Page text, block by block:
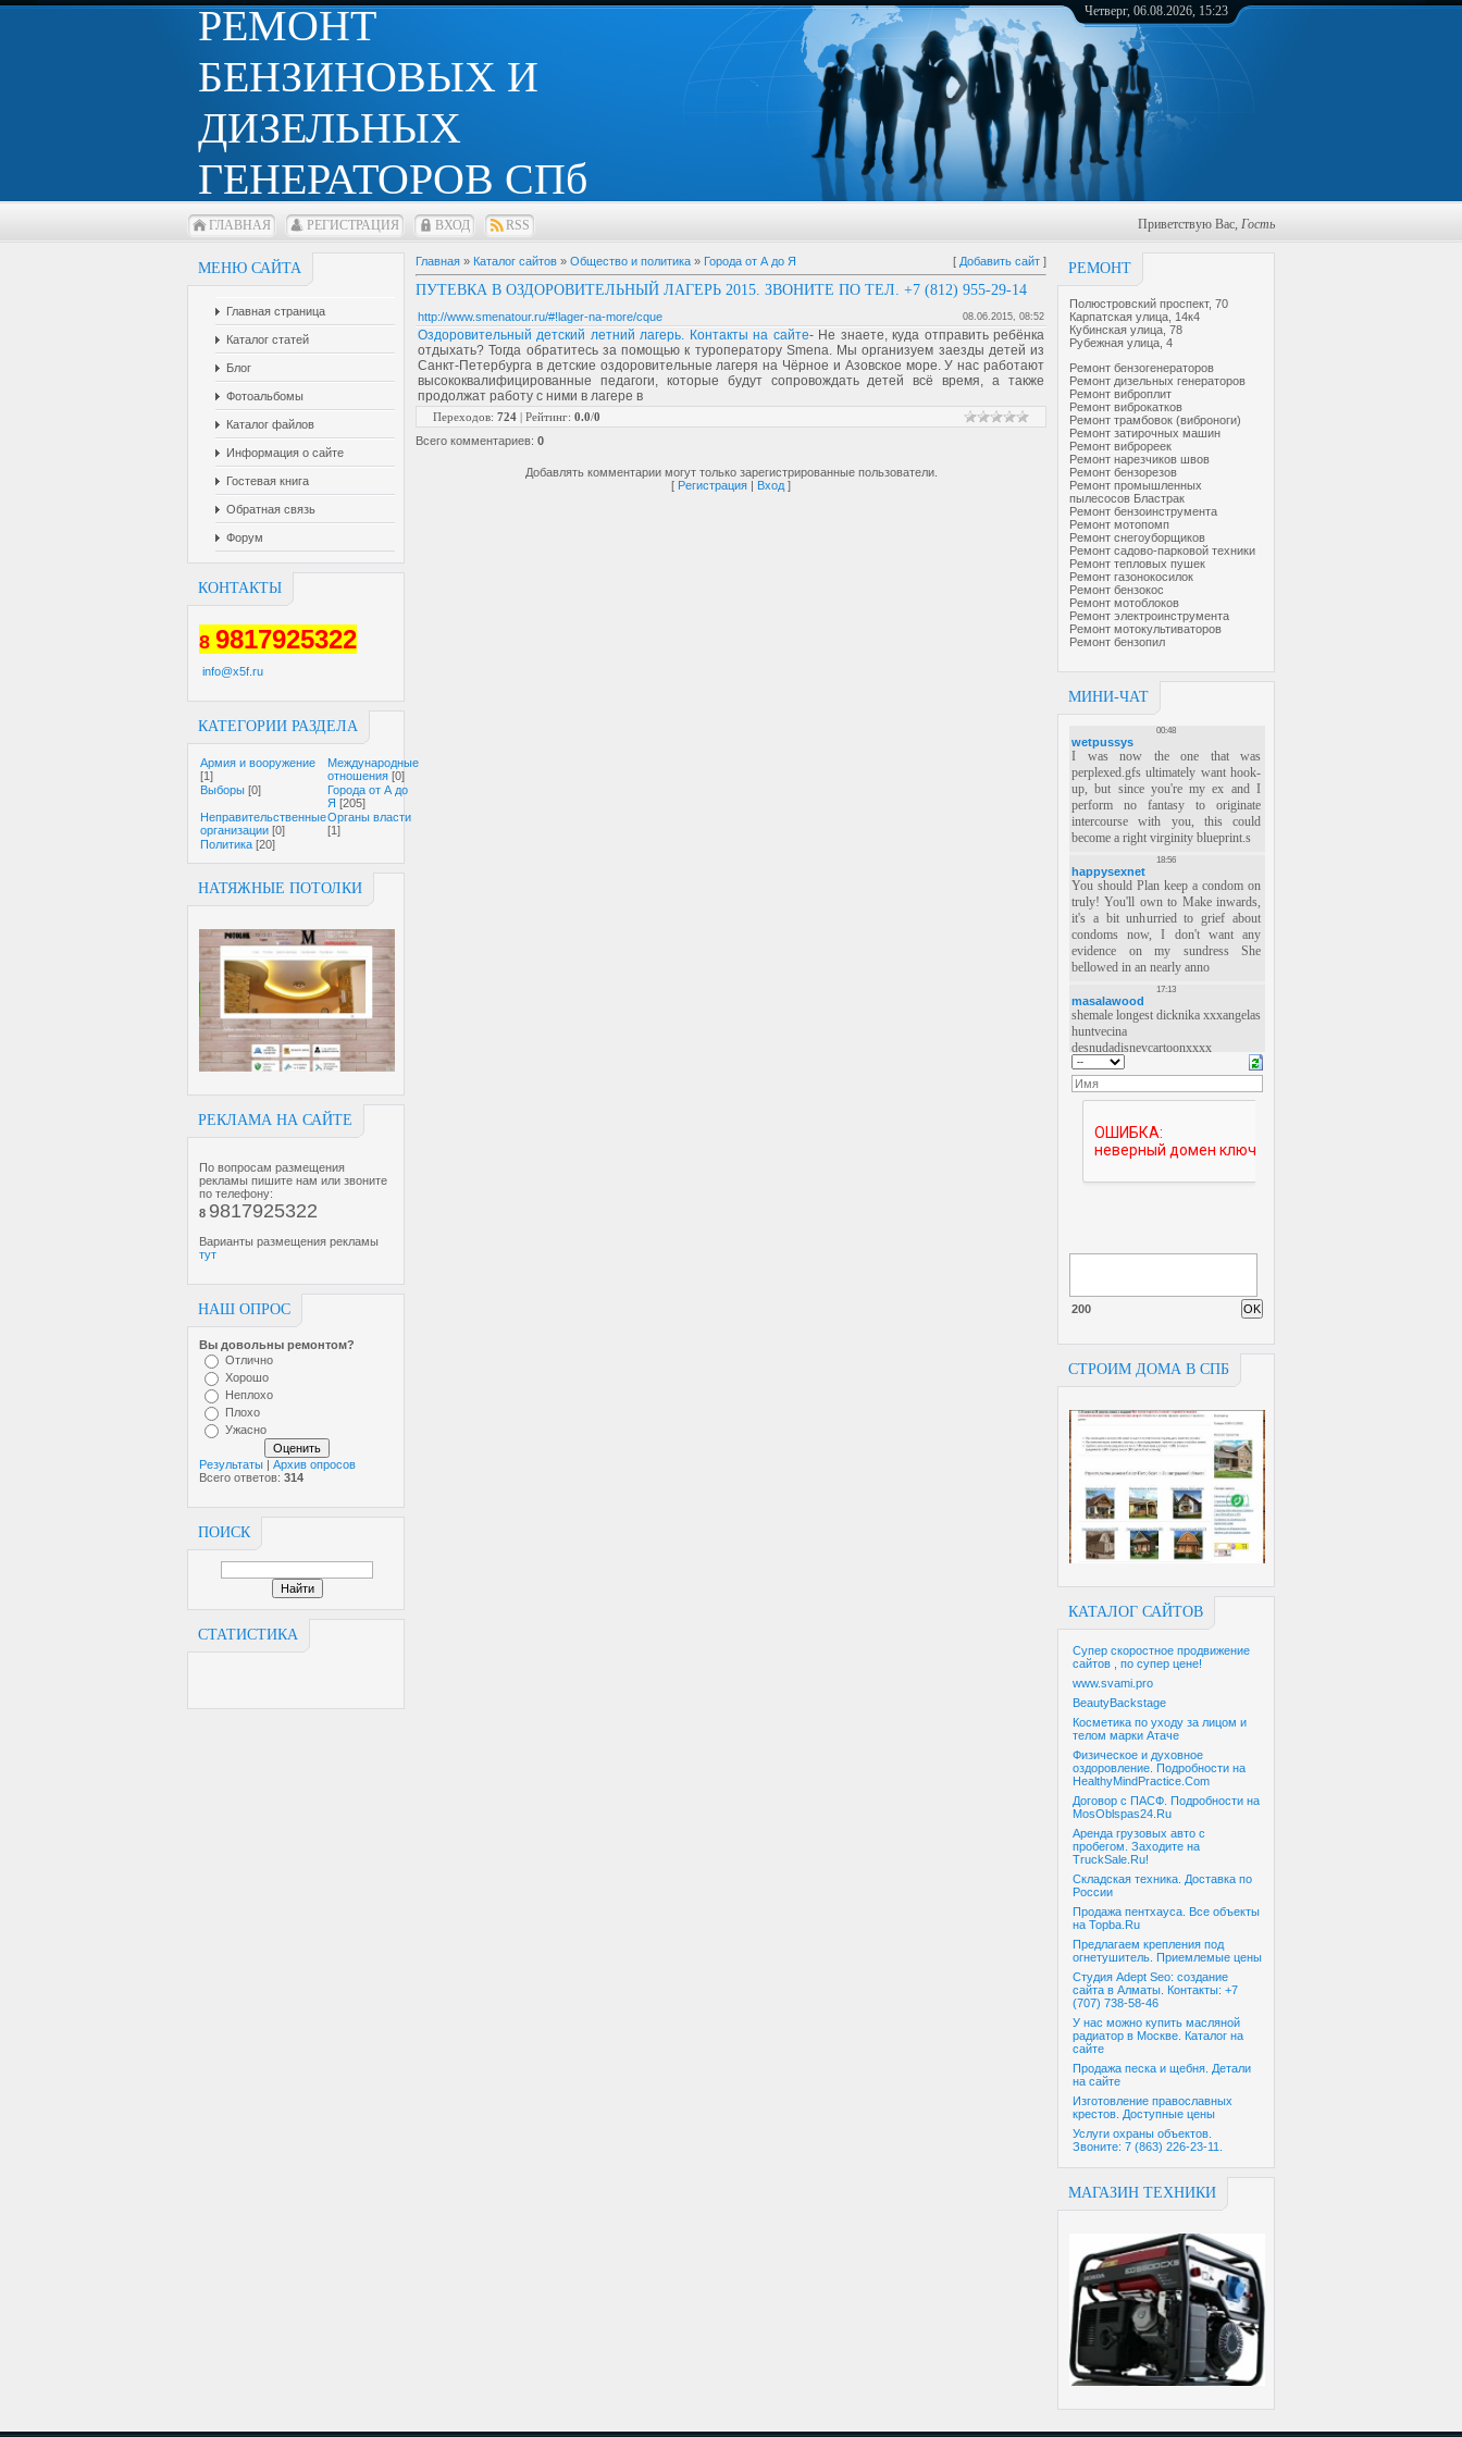
РЕМОНТ
БЕНЗИНОВЫХ И
ДИЗЕЛЬНЫХ
ГЕНЕРАТОРОВ СПб
Четверг, 06.08.2026, 15:23
ГЛАВНАЯ РЕГИСТРАЦИЯ ВХОД RSS Приветствую Вас, Гость
МЕНЮ САЙТА
Главная страница
Каталог статей
Блог
Фотоальбомы
Каталог файлов
Информация о сайте
Гостевая книга
Обратная связь
Форум
КОНТАКТЫ
8 9817925322
info@x5f.ru
КАТЕГОРИИ РАЗДЕЛА
Армия и вооружение
[1]
Международные
отношения [0]
Выборы [0]
Города от А до
Я [205]
Неправительственные
организации [0]
Органы власти
[1]
Политика [20]
НАТЯЖНЫЕ ПОТОЛКИ
РЕКЛАМА НА САЙТЕ
По вопросам размещения
рекламы пишите нам или звоните
по телефону:
8 9817925322
Варианты размещения рекламы
тут
НАШ ОПРОС
Вы довольны ремонтом?
Отлично
Хорошо
Неплохо
Плохо
Ужасно
Результаты
Архив опросов
Всего ответов: 314
ПОИСК
СТАТИСТИКА
РЕМОНТ
Полюстровский проспект, 70
Карпатская улица, 14к4
Кубинская улица, 78
Рубежная улица, 4
Ремонт бензогенераторов
Ремонт дизельных генераторов
Ремонт виброплит
Ремонт виброкатков
Ремонт трамбовок (виброноги)
Ремонт затирочных машин
Ремонт виброреек
Ремонт нарезчиков швов
Ремонт бензорезов
Ремонт промышленных
пылесосов Бластрак
Ремонт бензоинструмента
Ремонт мотопомп
Ремонт снегоуборщиков
Ремонт садово-парковой техники
Ремонт тепловых пушек
Ремонт газонокосилок
Ремонт бензокос
Ремонт мотоблоков
Ремонт электроинструмента
Ремонт мотокультиваторов
Ремонт бензопил
МИНИ-ЧАТ
200
СТРОИМ ДОМА В СПБ
КАТАЛОГ САЙТОВ
Супер скоростное продвижение
сайтов , по супер цене!
www.svami.pro
BeautyBackstage
Косметика по уходу за лицом и
телом марки Атаче
Физическое и духовное
оздоровление. Подробности на
HealthyMindPractice.Com
Договор с ПАСФ. Подробности на
MosOblspas24.Ru
Аренда грузовых авто с
пробегом. Заходите на
TruckSale.Ru!
Складская техника. Доставка по
России
Продажа пентхауса. Все объекты
на Topba.Ru
Предлагаем крепления под
огнетушитель. Приемлемые цены
Студия Adept Seo: создание
сайта в Алматы. Контакты: +7
(707) 738-58-46
У нас можно купить масляной
радиатор в Москве. Каталог на
сайте
Продажа песка и щебня. Детали
на сайте
Изготовление православных
крестов. Доступные цены
Услуги охраны объектов.
Звоните: 7 (863) 226-23-11.
МАГАЗИН ТЕХНИКИ
Главная » Каталог сайтов » Общество и политика » Города от А до Я [ Добавить сайт ]
ПУТЕВКА В ОЗДОРОВИТЕЛЬНЫЙ ЛАГЕРЬ 2015. ЗВОНИТЕ ПО ТЕЛ. +7 (812) 955-29-14
http://www.smenatour.ru/#!lager-na-more/cque 08.06.2015, 08:52
Оздоровительный детский летний лагерь. Контакты на сайте- Не знаете, куда отправить ребёнка
отдыхать? Тогда обратитесь за помощью к туроператору Smena. Мы организуем заезды детей из
Санкт-Петербурга в детские оздоровительные лагеря на Чёрное и Азовское море. У нас работают
высококвалифицированные педагоги, которые будут сопровождать детей всё время, а также
продолжат работу с ними в лагере в
Переходов: 724 | Рейтинг: 0.0/0
Всего комментариев: 0
Добавлять комментарии могут только зарегистрированные пользователи.
[ Регистрация | Вход ]